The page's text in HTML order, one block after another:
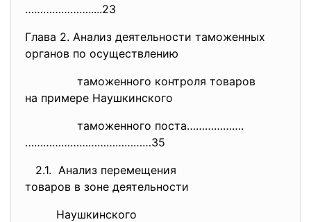
………………….....23
Глава 2. Анализ деятельности таможенных
органов по осуществлению
таможенного контроля товаров
на примере Наушкинского
таможенного поста……………….
……………………………………35
2.1. Анализ перемещения
товаров в зоне деятельности
Наушкинского